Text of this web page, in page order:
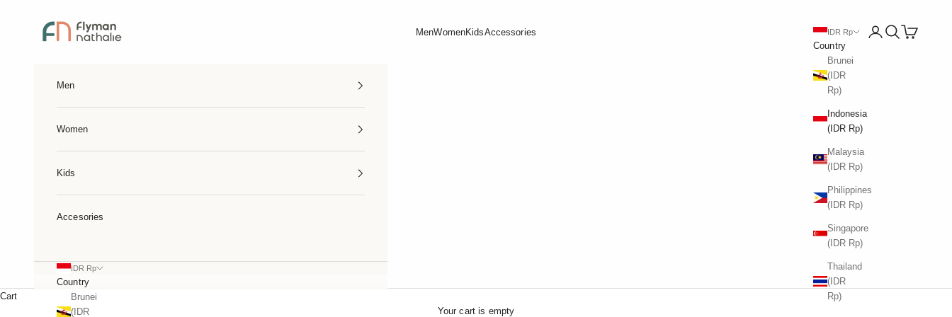
Flymannathalie
MenWomenKidsAccessories IDR Rp
Country
Brunei
(IDR
Rp)
Indonesia
(IDR Rp)
Malaysia
(IDR Rp)
Philippines
(IDR Rp)
Singapore
(IDR Rp)
Thailand
(IDR
Rp)
Open account page
Open search
Open cart
Men
Women
Kids
Accesories
IDR Rp
Country
Brunei
(IDR
Cart
Your cart is empty